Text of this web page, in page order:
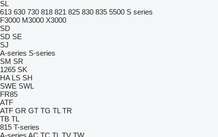
SL
613 630 730 818 821 825 830 835 5500 S series
F3000 M3000 X3000
SD
SD SE
SJ
A-series S-series
SM SR
1265 SK
HA LS SH
SWE SWL
FR85
ATF
ATF GR GT TG TL TR
TB TL
815 T-series
A-series AC TC TL TV TW